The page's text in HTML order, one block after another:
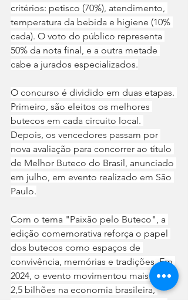
critérios: petisco (70%), atendimento,
temperatura da bebida e higiene (10%
cada). O voto do público representa
50% da nota final, e a outra metade
cabe a jurados especializados.
O concurso é dividido em duas etapas.
Primeiro, são eleitos os melhores
butecos em cada circuito local.
Depois, os vencedores passam por
nova avaliação para concorrer ao título
de Melhor Buteco do Brasil, anunciado
em julho, em evento realizado em São
Paulo.
Com o tema "Paixão pelo Buteco", a
edição comemorativa reforça o papel
dos butecos como espaços de
convivência, memórias e tradições. Em
2024, o evento movimentou mais de R$
2,5 bilhões na economia brasileira,